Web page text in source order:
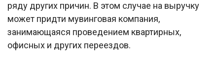
ряду других причин. В этом случае на выручку
может придти мувинговая компания,
занимающаяся проведением квартирных,
офисных и других переездов.